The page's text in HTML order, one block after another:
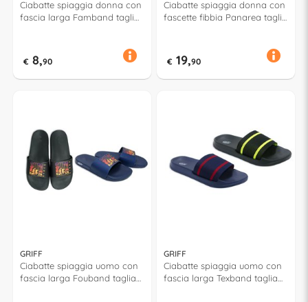
Ciabatte spiaggia donna con
fascia larga Famband taglia
€ 8,90
Ciabatte spiaggia donna con
fascette fibbia Panarea taglia
€ 19,90
GRIFF
Ciabatte spiaggia uomo con
fascia larga Fouband taglia
GRIFF
Ciabatte spiaggia uomo con
fascia larga Texband taglia